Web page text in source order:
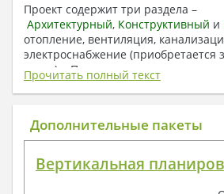
Проект содержит три раздела –
Архитектурный, Конструктивный и
отопление, вентиляция,
электроснабжение (приобретается
плату) + Пояснительная записка.
1. Архитектурный раздел:
Общие данные по проекту
План координационных
Поэтажные маркировочные
Прочитать полный текст
Дополнительные пакеты
Вертикальная